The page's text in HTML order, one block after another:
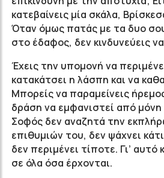
κατεβαίνεις μία σκάλα,
Όταν όμως πατάς με τα δυο
στο έδαφος, δεν κινδυνεύεις
Έχεις την υπομονή να
κατακάτσει η λάσπη και να
Μπορείς να παραμείνεις
δράση να εμφανιστεί από
Σοφός δεν αναζητά την
επιθυμιών του, δεν ψάχνει
δεν περιμένει τίποτε. Γι’ αυτό
σε όλα όσα έρχονται.